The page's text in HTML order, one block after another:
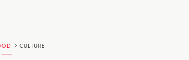
CULTURE